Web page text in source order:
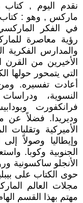
نقدم اليوم ,
ماركس , وهو :
في الفكر
رؤية معاصرة
والمدارس الفكرية
الأخيرين من
التي يتمحور
أعادت تفسيره.
النسوية،
فرانكفورت
وديريدا. فضلاً عن
الأميركية
وإيطاليا وصولاً
الجنوبية وكوبا.
الأنجلو ساكسونية
حوى الكتاب على
مجلات العالم
مهتم بهذا القسم